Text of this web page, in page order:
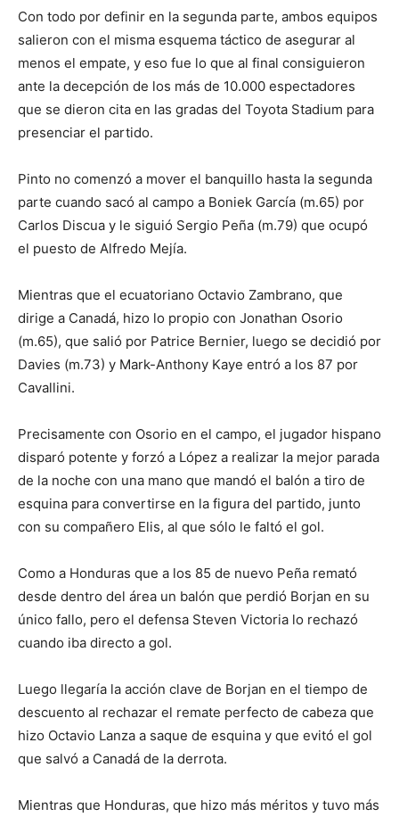
Con todo por definir en la segunda parte, ambos equipos
salieron con el misma esquema táctico de asegurar al
menos el empate, y eso fue lo que al final consiguieron
ante la decepción de los más de 10.000 espectadores
que se dieron cita en las gradas del Toyota Stadium para
presenciar el partido.
Pinto no comenzó a mover el banquillo hasta la segunda
parte cuando sacó al campo a Boniek García (m.65) por
Carlos Discua y le siguió Sergio Peña (m.79) que ocupó
el puesto de Alfredo Mejía.
Mientras que el ecuatoriano Octavio Zambrano, que
dirige a Canadá, hizo lo propio con Jonathan Osorio
(m.65), que salió por Patrice Bernier, luego se decidió por
Davies (m.73) y Mark-Anthony Kaye entró a los 87 por
Cavallini.
Precisamente con Osorio en el campo, el jugador hispano
disparó potente y forzó a López a realizar la mejor parada
de la noche con una mano que mandó el balón a tiro de
esquina para convertirse en la figura del partido, junto
con su compañero Elis, al que sólo le faltó el gol.
Como a Honduras que a los 85 de nuevo Peña remató
desde dentro del área un balón que perdió Borjan en su
único fallo, pero el defensa Steven Victoria lo rechazó
cuando iba directo a gol.
Luego llegaría la acción clave de Borjan en el tiempo de
descuento al rechazar el remate perfecto de cabeza que
hizo Octavio Lanza a saque de esquina y que evitó el gol
que salvó a Canadá de la derrota.
Mientras que Honduras, que hizo más méritos y tuvo más